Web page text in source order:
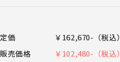
定価
￥162,670-（税込）
販売価格
￥102,480-（税込）